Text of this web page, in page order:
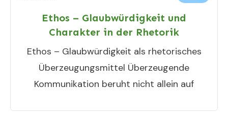
Ethos – Glaubwürdigkeit und
Charakter in der Rhetorik
Ethos – Glaubwürdigkeit als rhetorisches
Überzeugungsmittel Überzeugende
Kommunikation beruht nicht allein auf